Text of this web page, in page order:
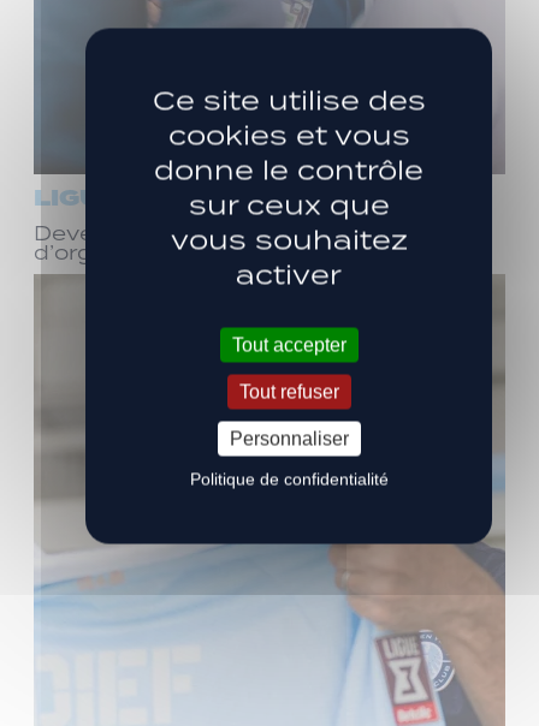
LIGUE 3
Devenez bénévole ! Réunion
d’organisation le samedi 8 août
Ce site utilise des
cookies et vous
donne le contrôle
sur ceux que
vous souhaitez
activer
Tout accepter
Tout refuser
Personnaliser
Politique de confidentialité